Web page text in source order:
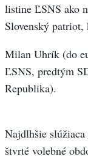
listine ĽSNS ako
Slovenský patriot,
Milan Uhrík (do
ĽSNS, predtým
Republika).
Najdlhšie
štvrté volebné